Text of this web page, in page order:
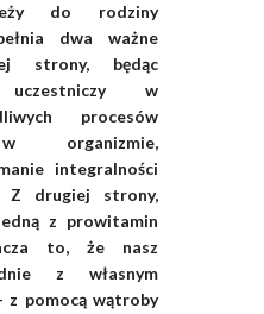
do rodziny
dwa ważne
strony, będąc
uczestniczy w
procesów
organizmie,
integralności
Z drugiej strony,
z prowitamin
to, że nasz
z własnym
z pomocą wątroby